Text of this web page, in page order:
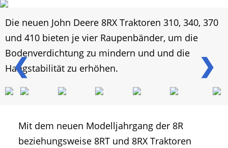
❮ ❯
Die neuen John Deere 8RX Traktoren 310, 340, 370
und 410 bieten je vier Raupenbänder, um die
Bodenverdichtung zu mindern und und die
Hangstabilität zu erhöhen.
Mit dem neuen Modelljahrgang der 8R
beziehungsweise 8RT und 8RX Traktoren